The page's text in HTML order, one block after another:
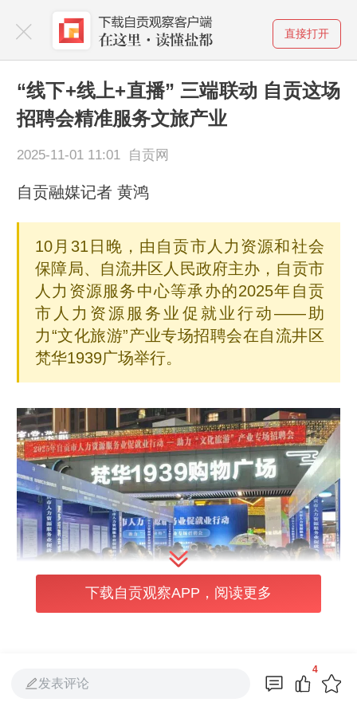
直接打开
“线下+线上+直播” 三端联动 自贡这场
招聘会精准服务文旅产业
2025-11-01 11:01 自贡网
自贡融媒记者 黄鸿
10月31日晚，由自贡市人力资源和社会
保障局、自流井区人民政府主办，自贡市
人力资源服务中心等承办的2025年自贡
市人力资源服务业促就业行动——助
力“文化旅游”产业专场招聘会在自流井区
梵华1939广场举行。
下载自贡观察APP，阅读更多
发表评论
4